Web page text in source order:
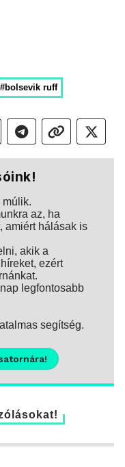
#bolsevik ruff
múlik.
az, ha
amiért hálásak is
akik a
ezért
legfontosabb
segítség.